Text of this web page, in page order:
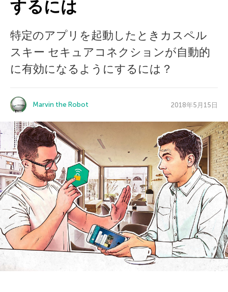
するには
特定のアプリを起動したときカスペル
スキー セキュアコネクションが自動的
に有効になるようにするには？
Marvin the Robot 2018年5月15日